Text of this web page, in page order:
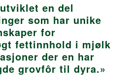
en del
som har unike
for
fettinnhold i mjølk
der en har
grovfôr til dyra.»